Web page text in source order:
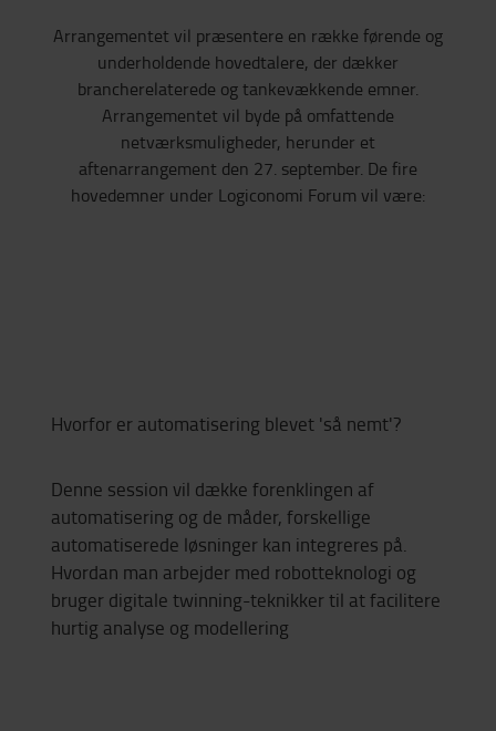
Arrangementet vil præsentere en række førende og
underholdende hovedtalere, der dækker
brancherelaterede og tankevækkende emner.
Arrangementet vil byde på omfattende
netværksmuligheder, herunder et
aftenarrangement den 27. september. De fire
hovedemner under Logiconomi Forum vil være:
Hvorfor er automatisering blevet 'så nemt'?
Denne session vil dække forenklingen af ​​
automatisering og de måder, forskellige
automatiserede løsninger kan integreres på.
Hvordan man arbejder med robotteknologi og
bruger digitale twinning-teknikker til at facilitere
hurtig analyse og modellering